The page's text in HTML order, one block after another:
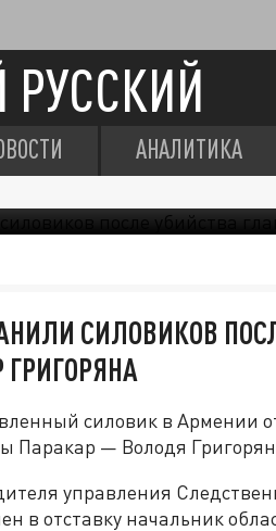
АНАЛИТИКА
СИЛОВИКОВ
силовик в Армении
Паракар — Володя
управления
в отставку начальник